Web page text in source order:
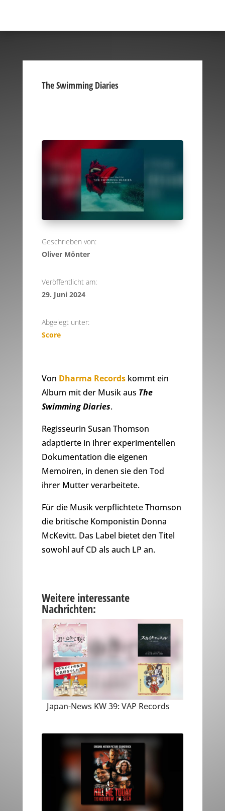
The Swimming Diaries
Geschrieben von:
Oliver Mönter
Veröffentlicht am:
29. Juni 2024
Abgelegt unter:
Score
Von Dharma Recordskommt ein
Album mit der Musik aus The
Swimming Diaries.
Regisseurin Susan Thomson
adaptierte in ihrer experimentellen
Dokumentation die eigenen
Memoiren, in denen sie den Tod
ihrer Mutter verarbeitete.
Für die Musik verpflichtete Thomson
die britische Komponistin Donna
McKevitt. Das Label bietet den Titel
sowohl auf CD als auch LP an.
Weitere interessante
Nachrichten:
Japan-News KW 39: VAP Records